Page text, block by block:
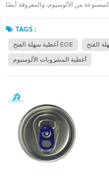
من الألومنيوم، والمعروفة أيضًا
مع مراعاة الجوانب البيئية. لا تقتصر
نفايات التغليف فحسب، بل تتميز أيضًا
مستدامًا للعلامات التجارية التي تُراعي
البيئة.تصميم أغطية سهلة الفتح EOE تُولي شركة "أبل" الأولوية لتجربة المستخدم
قوةً قليلةً، ما يجعله جذابًا لفئة واسعة
طوال سلسلة التوريد. بالنسبة لمصنعي
وزيادة رضا العملاء، وهما عاملان
أساسيان في سوق تنافسية.تتميز BIOPIN في سوق عبوات الألومنيوم سهلة الفتح
المتميزة. تخضع أغطيتها لفحوصات جودة
يقدم فريق خدمة العملاء دعمًا شخصيًا
المساعدة بعد التسليم. هذا الالتزام
TAGS :
أغطية سهلة الفتح EOE الفتح
أغطية المشروبات الألومنيوم